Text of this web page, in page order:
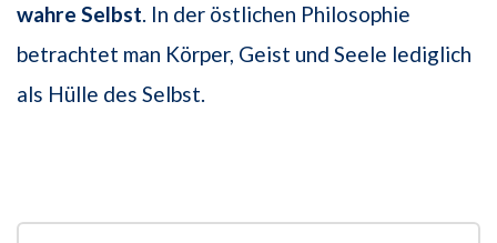
wahre Selbst. In der östlichen Philosophie
betrachtet man Körper, Geist und Seele lediglich
als Hülle des Selbst.